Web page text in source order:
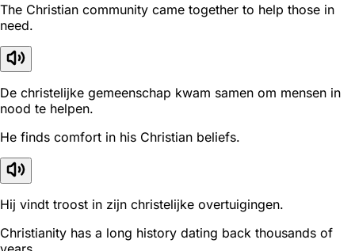
The Christian community came together to help those in
need.
De christelijke gemeenschap kwam samen om mensen in
nood te helpen.
He finds comfort in his Christian beliefs.
Hij vindt troost in zijn christelijke overtuigingen.
Christianity has a long history dating back thousands of